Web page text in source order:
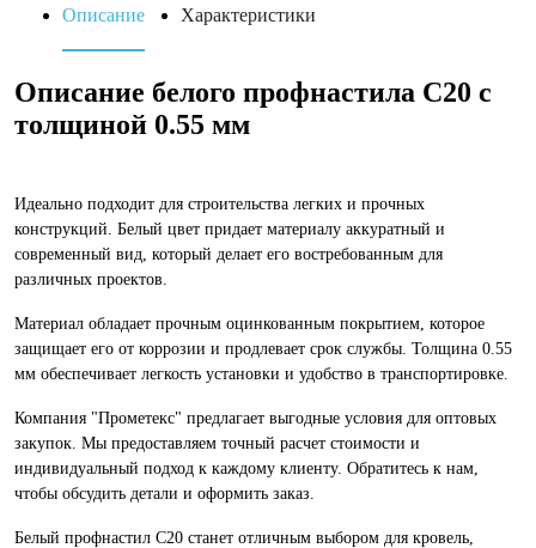
Описание Характеристики
Описание белого профнастила С20 с
толщиной 0.55 мм
Идеально подходит для строительства легких и прочных
конструкций. Белый цвет придает материалу аккуратный и
современный вид, который делает его востребованным для
различных проектов.
Материал обладает прочным оцинкованным покрытием, которое
защищает его от коррозии и продлевает срок службы. Толщина 0.55
мм обеспечивает легкость установки и удобство в транспортировке.
Компания "Прометекс" предлагает выгодные условия для оптовых
закупок. Мы предоставляем точный расчет стоимости и
индивидуальный подход к каждому клиенту. Обратитесь к нам,
чтобы обсудить детали и оформить заказ.
Белый профнастил С20 станет отличным выбором для кровель,